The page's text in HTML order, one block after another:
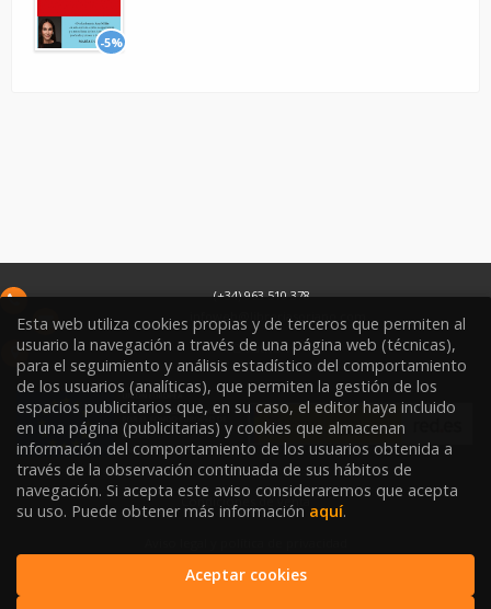
-5%
(+34) 963 510 378
infoweb@libreriasoriano.com
C/ Xàtiva 15
46002 Valencia España
Condiciones de venta
Política de Protección de Datos
Esta web utiliza cookies propias y de terceros que permiten al
usuario la navegación a través de una página web (técnicas),
para el seguimiento y análisis estadístico del comportamiento
de los usuarios (analíticas), que permiten la gestión de los
espacios publicitarios que, en su caso, el editor haya incluido
en una página (publicitarias) y cookies que almacenan
información del comportamiento de los usuarios obtenida a
través de la observación continuada de sus hábitos de
navegación. Si acepta este aviso consideraremos que acepta
su uso. Puede obtener más información aquí.
Aceptar cookies